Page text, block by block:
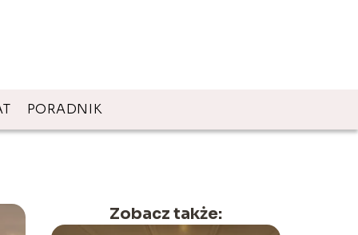
PORADNIK
Zobacz także: